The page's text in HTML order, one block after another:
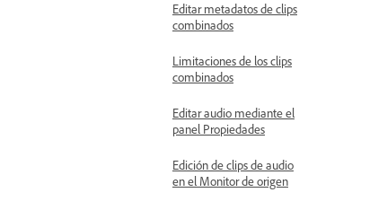
Editar metadatos de clips
combinados
Limitaciones de los clips
combinados
Editar audio mediante el
panel Propiedades
Edición de clips de audio
en el Monitor de origen